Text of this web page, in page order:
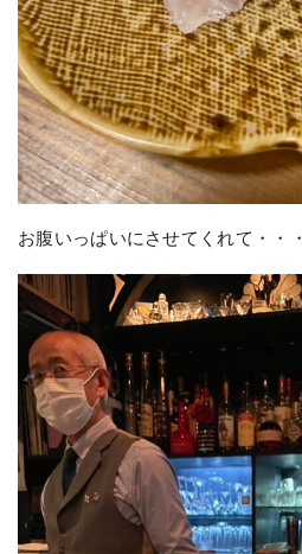
お腹いっぱいにさせてくれて・・・